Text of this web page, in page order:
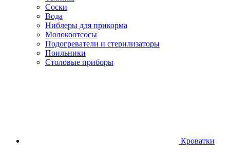
Соски
Вода
Ниблеры для прикорма
Молокоотсосы
Подогреватели и стерилизаторы
Поильники
Столовые приборы
Кроватки